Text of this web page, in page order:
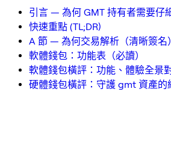
引言 — 為何 GMT 持有者需要仔
快速重點 (TL;DR)
A 節 — 為何交易解析（清晰簽名
軟體錢包：功能表（必讀）
軟體錢包橫評：功能、體驗全景
硬體錢包橫評：守護 gmt 資產的